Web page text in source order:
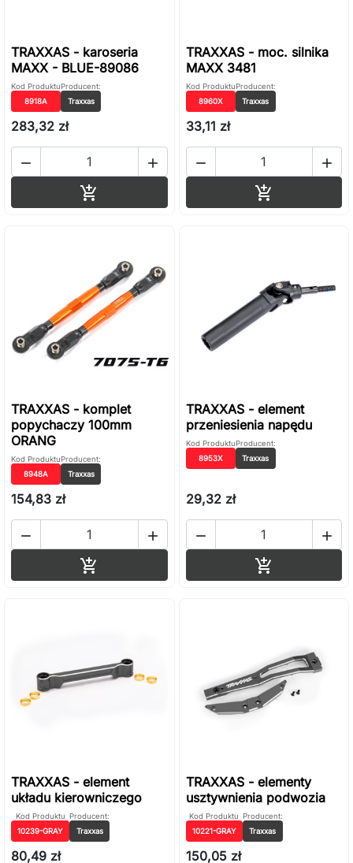
TRAXXAS - karoseria
MAXX - BLUE-89086
Kod Produktu
8918A
Producent:
Traxxas
283,32 zł
 

TRAXXAS - moc. silnika
MAXX 3481
Kod Produktu
8960X
Producent:
Traxxas
33,11 zł
 

TRAXXAS - komplet
popychaczy 100mm
ORANG
Kod Produktu
8948A
Producent:
Traxxas
154,83 zł
 

TRAXXAS - element
przeniesienia napędu
Kod Produktu
8953X
Producent:
Traxxas
29,32 zł
 

TRAXXAS - element
układu kierowniczego
Kod Produktu
10239-GRAY
Producent:
Traxxas
80,49 zł
TRAXXAS - elementy
usztywnienia podwozia
Kod Produktu
10221-GRAY
Producent:
Traxxas
150,05 zł